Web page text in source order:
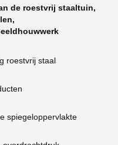
de roestvrij staaltuin,
,
roestvrij staal
spiegeloppervlakte